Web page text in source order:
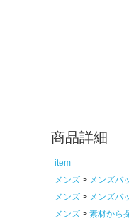
商品詳細
item
メンズ
メンズバ
メンズ
メンズバ
メンズ
素材から